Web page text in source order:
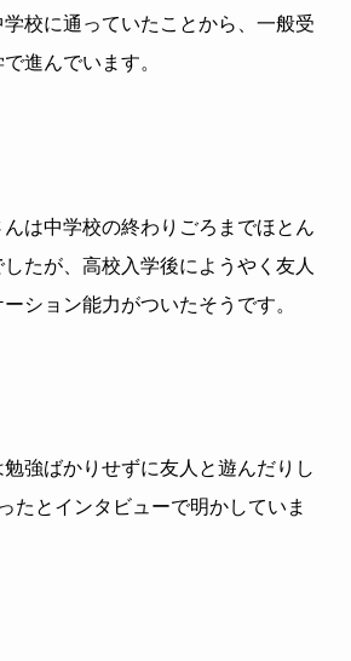
校に通っていたことから、一般受
進んでいます。
は中学校の終わりごろまでほとん
たが、高校入学後にようやく友人
ション能力がついたそうです。
強ばかりせずに友人と遊んだりし
たとインタビューで明かしていま